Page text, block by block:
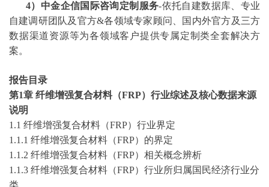
4）中金企信国际咨询定制服务-依托自建数据库、专业
自建调研团队及官方&各领域专家顾问、国内外官方及三方
数据渠道资源等为各领域客户提供专属定制类全套解决方
案。
报告目录
第1章 纤维增强复合材料（FRP）行业综述及核心数据来源
说明
1.1 纤维增强复合材料（FRP）行业界定
1.1.1 纤维增强复合材料（FRP）的界定
1.1.2 纤维增强复合材料（FRP）相关概念辨析
1.1.3 纤维增强复合材料（FRP）行业所归属国民经济行业分